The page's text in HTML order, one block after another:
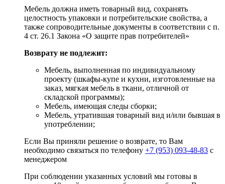
Мебель должна иметь товарный вид, сохранять
целостность упаковки и потребительские свойства, а
также сопроводительные документы в соответствии с п.
4 ст. 26.1 Закона «О защите прав потребителей»
Возврату не подлежит:
Мебель, выполненная по индивидуальному
проекту (шкафы-купе и кухни, изготовленные на
заказ, мягкая мебель в ткани, отличной от
складской программы);
Мебель, имеющая следы сборки;
Мебель, утратившая товарный вид и/или бывшая в
употреблении;
Если Вы приняли решение о возврате, то Вам
необходимо связаться по телефону +7 (953) 093-48-83 с
менеджером
При соблюдении указанных условий мы готовы в